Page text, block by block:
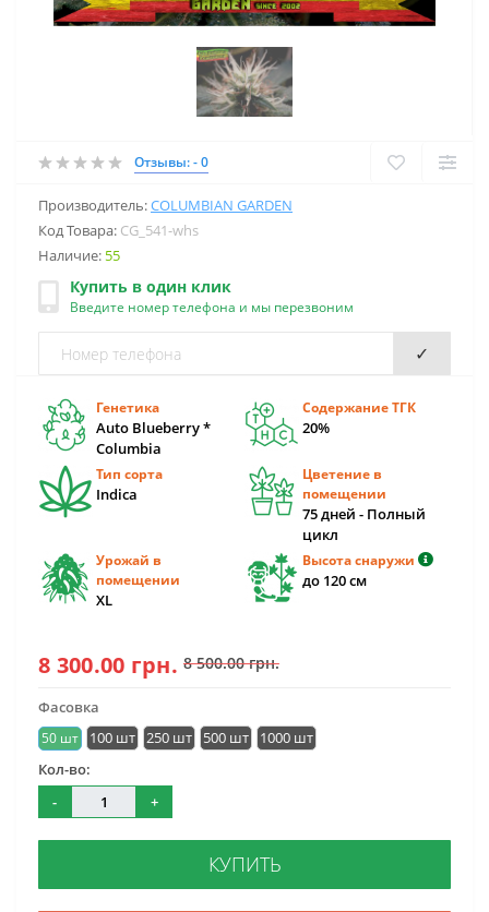
Отзывы: - 0
Производитель:COLUMBIAN GARDEN
Код Товара: CG_541-whs
Наличие: 55
Купить в один клик
Введите номер телефона и мы перезвоним
✓
Генетика
Auto Blueberry *
Columbia
Содержание ТГК
20%
Тип сорта
Indica
Цветение в
помещении
75 дней - Полный
цикл
Урожай в
помещении
XL
Высота снаружи
до 120 см
8 300.00 грн. 8 500.00 грн.
Фасовка
50 шт 100 шт 250 шт 500 шт
1000 шт
Кол-во:
-
+
КУПИТЬ